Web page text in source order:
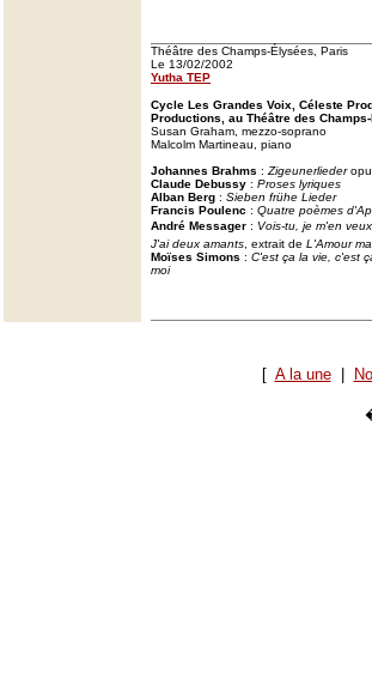
Théâtre des Champs-Élysées, Paris
Le 13/02/2002
Yutha TEP
Cycle Les Grandes Voix, Céleste
Productions, au Théâtre des
Susan Graham, mezzo-soprano
Malcolm Martineau, piano
Johannes Brahms : Zigeunerlieder
Claude Debussy : Proses lyriques
Alban Berg : Sieben frühe Lieder
Francis Poulenc : Quatre poèmes
André Messager : Vois-tu, je m'en veux
J'ai deux amants , extrait de L'Amour
Moïses Simons : C'est ça la vie, c'est
moi
[ A la une|